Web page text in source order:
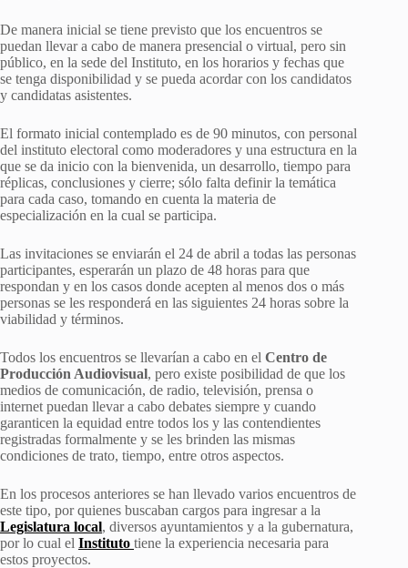
De manera inicial se tiene previsto que los encuentros se
puedan llevar a cabo de manera presencial o virtual, pero sin
público, en la sede del Instituto, en los horarios y fechas que
se tenga disponibilidad y se pueda acordar con los candidatos
y candidatas asistentes.
El formato inicial contemplado es de 90 minutos, con personal
del instituto electoral como moderadores y una estructura en la
que se da inicio con la bienvenida, un desarrollo, tiempo para
réplicas, conclusiones y cierre; sólo falta definir la temática
para cada caso, tomando en cuenta la materia de
especialización en la cual se participa.
Las invitaciones se enviarán el 24 de abril a todas las personas
participantes, esperarán un plazo de 48 horas para que
respondan y en los casos donde acepten al menos dos o más
personas se les responderá en las siguientes 24 horas sobre la
viabilidad y términos.
Todos los encuentros se llevarían a cabo en el Centro de
Producción Audiovisual, pero existe posibilidad de que los
medios de comunicación, de radio, televisión, prensa o
internet puedan llevar a cabo debates siempre y cuando
garanticen la equidad entre todos los y las contendientes
registradas formalmente y se les brinden las mismas
condiciones de trato, tiempo, entre otros aspectos.
En los procesos anteriores se han llevado varios encuentros de
este tipo, por quienes buscaban cargos para ingresar a la
Legislatura local, diversos ayuntamientos y a la gubernatura,
por lo cual el Instituto tiene la experiencia necesaria para
estos proyectos.